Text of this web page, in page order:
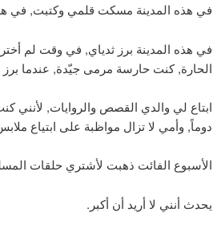
في هذه المدينة مسكت قلمي وكتبت, في
في هذه المدينة برز ثدياي, في وقت لم
الحارة, كنت حارسة مرمى جيّدة, عندما
ابتاع لي والدي القصص والروايات, لأنني
دوماً, وأمي لا تزال مواظبة على ابتياع
الأسبوع الفائت ذهبت لأشتري حلقات
يحدث أنني لا أريد أن أكبر.